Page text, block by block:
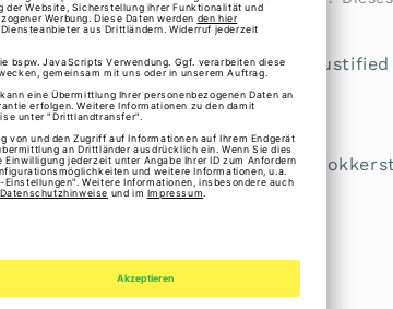
"Esra" 10.0074 shopper small von Justified
Angaben zur Produktsicherheit:
Hersteller: Like it a Lot BV, A.H.G.
Niederlande